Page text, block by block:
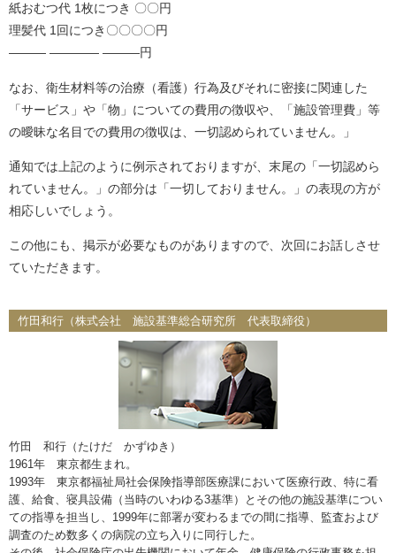
紙おむつ代 1枚につき 〇〇円
理髪代 1回につき〇〇〇〇円
――― ―――― ―――円
なお、衛生材料等の治療（看護）行為及びそれに密接に関連した
「サービス」や「物」についての費用の徴収や、「施設管理費」等
の曖昧な名目での費用の徴収は、一切認められていません。」
通知では上記のように例示されておりますが、末尾の「一切認めら
れていません。」の部分は「一切しておりません。」の表現の方が
相応しいでしょう。
この他にも、掲示が必要なものがありますので、次回にお話しさせ
ていただきます。
竹田和行（株式会社 施設基準総合研究所 代表取締役）
竹田 和行（たけだ かずゆき）
1961年 東京都生まれ。
1993年 東京都福祉局社会保険指導部医療課において医療行政、特に看
護、給食、寝具設備（当時のいわゆる3基準）とその他の施設基準につい
ての指導を担当し、1999年に部署が変わるまでの間に指導、監査および
調査のため数多くの病院の立ち入りに同行した。